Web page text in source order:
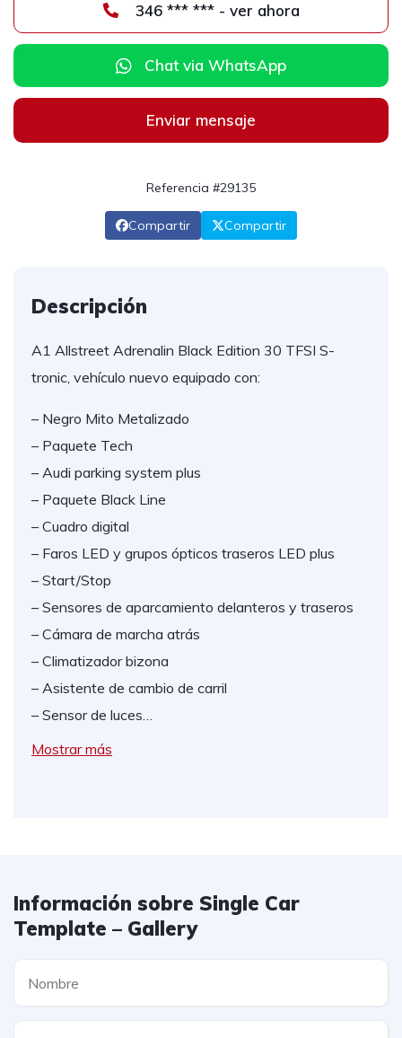
346 *** *** - ver ahora
Chat via WhatsApp
Enviar mensaje
Referencia #29135
Compartir Compartir
Descripción
A1 Allstreet Adrenalin Black Edition 30 TFSI S-
tronic, vehículo nuevo equipado con:
– Negro Mito Metalizado
– Paquete Tech
– Audi parking system plus
– Paquete Black Line
– Cuadro digital
– Faros LED y grupos ópticos traseros LED plus
– Start/Stop
– Sensores de aparcamiento delanteros y traseros
– Cámara de marcha atrás
– Climatizador bizona
– Asistente de cambio de carril
– Sensor de luces…
Mostrar más
Información sobre Single Car
Template – Gallery